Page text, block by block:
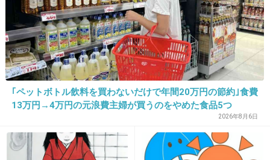
だった。しっとりのスプレー化粧水は私の肌に
合うみたい。
アルージェ→dプログラムのカラーコントロー
ル下地(BBクリームみたいなやつ)でいい感じで
す。
+67 -2
｢ペットボトル飲料を買わないだけで年間20万円の節約｣食費
13万円→4万円の元浪費主婦が買うのをやめた食品5つ
2026年8月6日